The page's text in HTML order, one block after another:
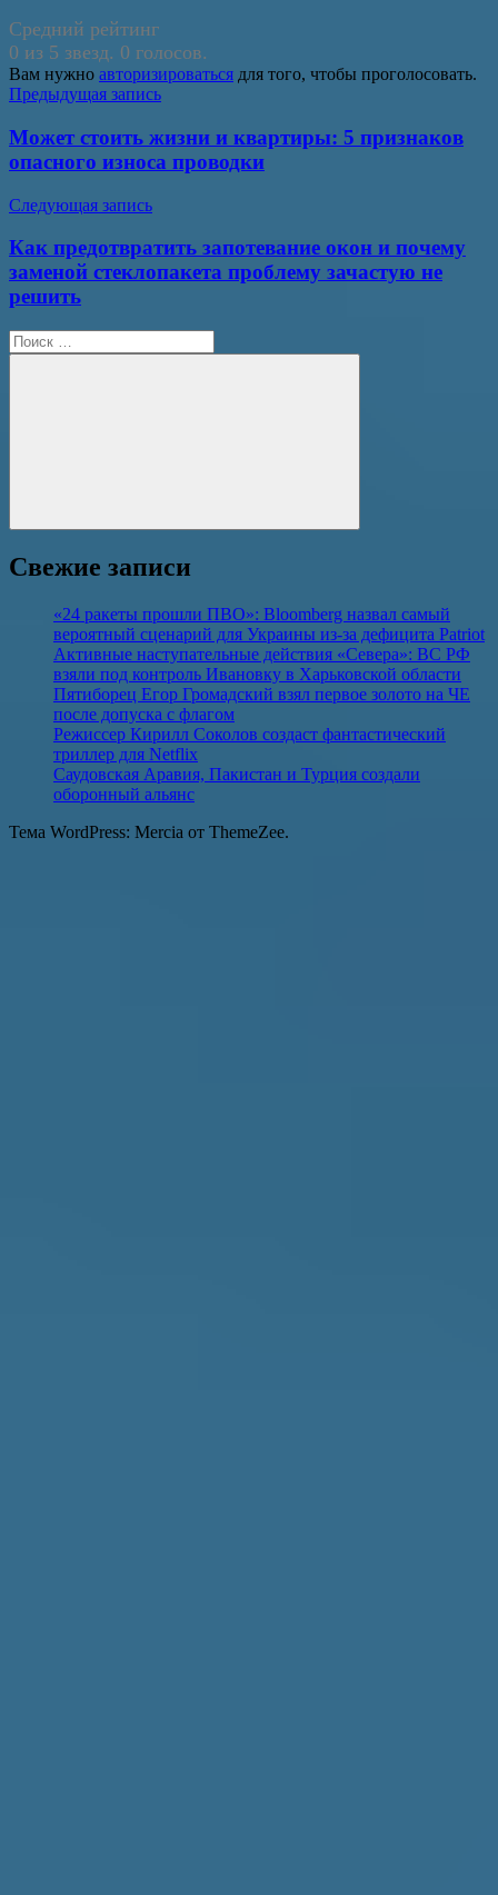
Средний рейтинг
0 из 5 звезд. 0 голосов.
Вам нужно авторизироваться для того, чтобы проголосовать.
Навигация
по
записям
Предыдущая запись
Может стоить жизни и квартиры: 5 признаков
опасного износа проводки
Следующая запись
Как предотвратить запотевание окон и почему
заменой стеклопакета проблему зачастую не
решить
Поиск
для:
Поиск
Свежие записи
«24 ракеты прошли ПВО»: Bloomberg назвал самый
вероятный сценарий для Украины из-за дефицита Patriot
Активные наступательные действия «Севера»: ВС РФ
взяли под контроль Ивановку в Харьковской области
Пятиборец Егор Громадский взял первое золото на ЧЕ
после допуска с флагом
Режиссер Кирилл Соколов создаст фантастический
триллер для Netflix
Саудовская Аравия, Пакистан и Турция создали
оборонный альянс
Тема WordPress: Mercia от ThemeZee.